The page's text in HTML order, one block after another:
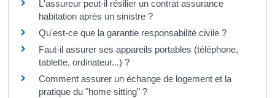
L'assureur peut-il résilier un contrat assurance
habitation après un sinistre ?
Qu'est-ce que la garantie responsabilité civile ?
Faut-il assurer ses appareils portables (téléphone,
tablette, ordinateur...) ?
Comment assurer un échange de logement et la
pratique du "home sitting" ?